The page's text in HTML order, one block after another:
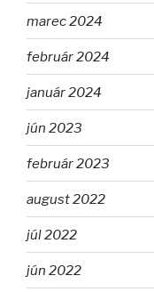
marec 2024
február 2024
január 2024
jún 2023
február 2023
august 2022
júl 2022
jún 2022